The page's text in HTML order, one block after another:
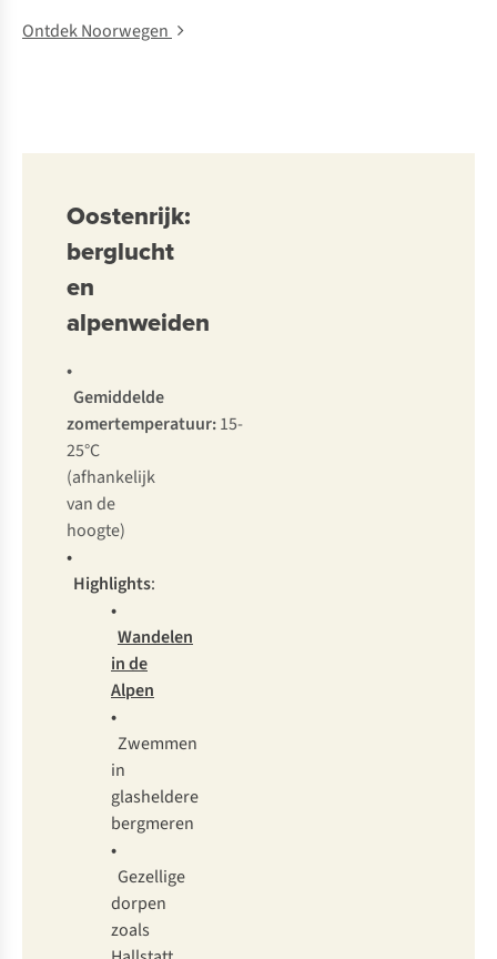
Ontdek Noorwegen
Oostenrijk:
berglucht
en
alpenweiden
•
Gemiddelde
zomertemperatuur:15-
25°C
(afhankelijk
van de
hoogte)
•
Highlights:
•
Wandelen
in de
Alpen
•
Zwemmen
in
glasheldere
bergmeren
•
Gezellige
dorpen
zoals